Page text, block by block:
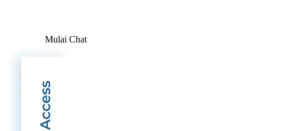
Mulai Chat